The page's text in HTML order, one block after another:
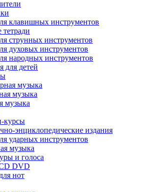
клавишных инструментов
струнных инструментов
духовых инструментов
народных инструментов
для детей
музыка
музыка
музыка
курсы
энциклопедические издания
ударных инструментов
музыка
и голоса
DVD
нот